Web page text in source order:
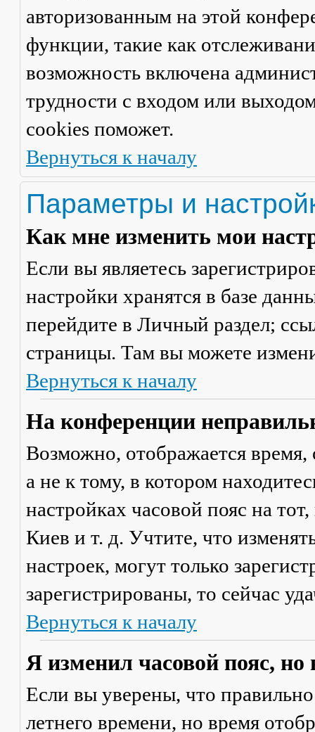
авторизованным на этой
функции, такие как
возможность включена
трудности с входом или
cookies поможет.
Вернуться к началу
Параметры и
Как мне изменить мои
Если вы являетесь
настройки хранятся в базе
перейдите в Личный раздел;
страницы. Там вы можете
Вернуться к началу
На конференции
Возможно, отображается время,
а не к тому, в котором
настройках часовой пояс на
Киев и т. д. Учтите, что
настроек, могут только
зарегистрированы, то сейчас
Вернуться к началу
Я изменил часовой пояс,
Если вы уверены, что
летнего времени, но время